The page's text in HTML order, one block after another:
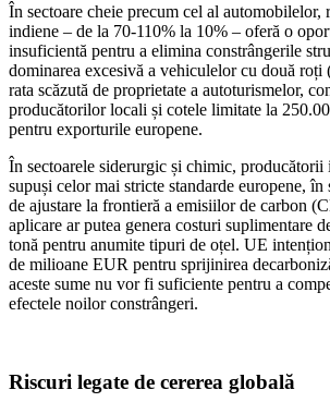
În sectoare cheie precum cel al automobilelor,
indiene – de la 70-110% la 10% – oferă o
insuficientă pentru a elimina constrângerile
dominarea excesivă a vehiculelor cu două roți
rata scăzută de proprietate a autoturismelor,
producătorilor locali și cotele limitate la
pentru exporturile europene.
În sectoarele siderurgic și chimic, producătorii
supuși celor mai stricte standarde europene,
de ajustare la frontieră a emisiilor de carbon
aplicare ar putea genera costuri suplimentare
tonă pentru anumite tipuri de oțel. UE
de milioane EUR pentru sprijinirea
aceste sume nu vor fi suficiente pentru a
efectele noilor constrângeri.
Riscuri legate de cererea globală